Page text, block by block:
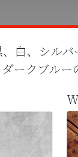
白、シル
ークブル